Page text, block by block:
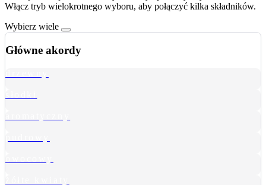
Włącz tryb wielokrotnego wyboru, aby połączyć kilka składników.
Wybierz wiele
Główne akordy